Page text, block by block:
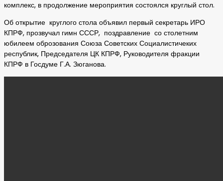
комплекс, в продолжение мероприятия состоялся круглый стол.
Об открытие круглого стола объявил первый секретарь ИРО
КПРФ, прозвучал гимн СССР, поздравление со столетним
юбилеем оброзования Союза Советских Социалистичеких
республик, Председателя ЦК КПРФ, Руководителя фракции
КПРФ в Госдуме Г.А. Зюганова.